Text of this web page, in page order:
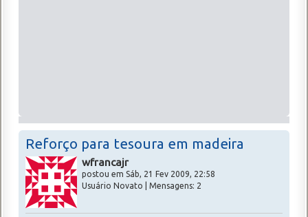
Reforço para tesoura em madeira
wfrancajr
postou em Sáb, 21 Fev 2009, 22:58
Usuário Novato | Mensagens: 2